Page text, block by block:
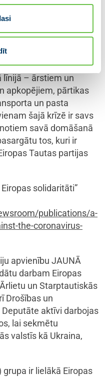
sistēmas
kā arī vienots ES
pētniecībai un
pateicas ikvienam, kurā
līnijā – ārstiem un
apkopējiem, pārtikas
un pasta
šajā krīzē ir savs
savā domāšanā
tos, kuri ir
Tautas partijas
solidaritāti”
publications/a-
the-coronavirus-
apvienību JAUNĀ
darbam Eiropas
un Starptautiskās
Drošības un
aktīvi darbojas
lai sekmētu
valstīs kā Ukraina,
grupa ir lielākā Eiropas